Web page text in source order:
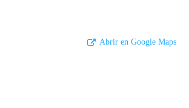
Abrir en Google Maps